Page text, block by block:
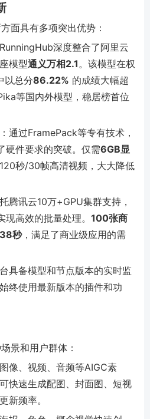
面具有多项突出优势：
RunningHub深度整合了阿里云
模型通义万相2.1 。该模型在权
以总分86.22% 的成绩大幅超
等国内外模型，稳居榜首位
：通过FramePack等专有技术，
硬件要求的突破。仅需6GB显
秒/30帧高清视频，大大降低
腾讯云10万+GPU集群支持，
高效的批量处理。 100张商
秒，满足了商业级应用的需
台具备模型和节点版本的实时监
终使用最新版本的插件和功
景和用户群体：
图像、视频、音频等AIGC素
快速生成配图、封面图、短视
新频率。